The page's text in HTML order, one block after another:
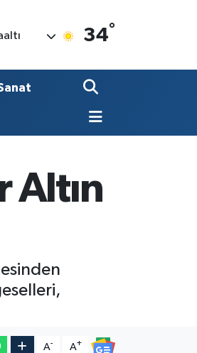
34°
Altın
A- A+